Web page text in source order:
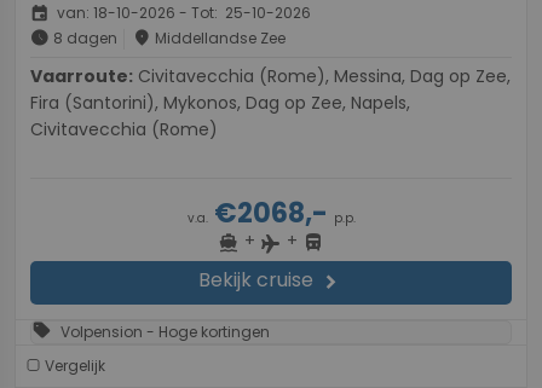
event van: 18-10-2026 - Tot: 25-10-2026
schedule 8 dagen place Middellandse Zee
Vaarroute:
Fira (Santorini), Mykonos, Dag op Zee, Napels,
Civitavecchia (Rome)
v.a.€2068,- p.p.
directions_boat + flight + directions_bus
Bekijk cruise chevron_right
sell Volpension - Hoge kortingen
Vergelijk